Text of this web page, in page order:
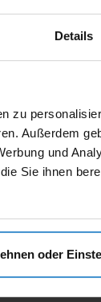
Details
zu
Außerdem
und
Sie ihnen
oder